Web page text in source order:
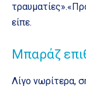
είπε.
Μπαράζ
Λίγο νωρίτερα,